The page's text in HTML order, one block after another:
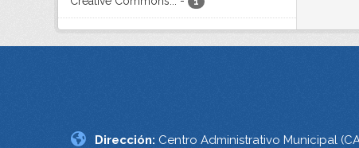
Dirección: Centro Administrativo Municipal